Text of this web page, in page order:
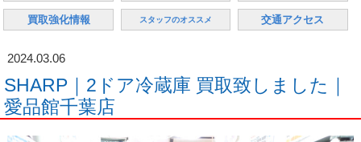
買取強化情報 スタッフのオススメ 交通アクセス
2024.03.06
SHARP｜2ドア冷蔵庫 買取致しました｜
愛品館千葉店